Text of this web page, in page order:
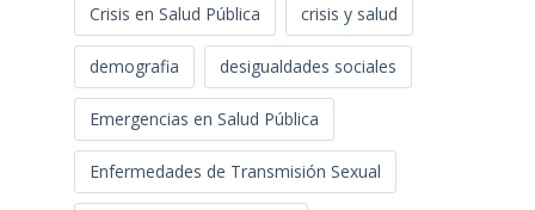
Crisis en Salud Pública crisis y salud
demografia desigualdades sociales
Emergencias en Salud Pública
Enfermedades de Transmisión Sexual